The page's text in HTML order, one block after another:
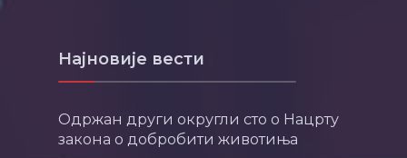
Најновије вести
Одржан други округли сто о Нацрту
закона о добробити животиња